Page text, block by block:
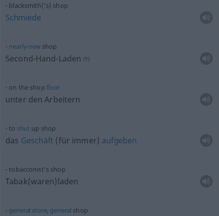
blacksmith(’s) shop
Schmiede
nearly-newshop
Second-Hand-Laden m
on the shop floor
unter den Arbeitern
to shut up shop
das Geschäft (für immer) aufgeben
tobacconist’s shop
Tabak(waren)laden
general store, general shop